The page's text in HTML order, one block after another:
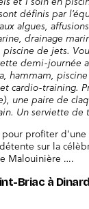
définis par
algues,
drainage
de jets.
demi-journée
hammam,
cardio-training.
une paire de
Un serviette de
profiter d’une
sur la
Malouinière ….
Briac à Dinard